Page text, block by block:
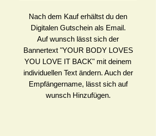
Nach dem Kauf erhältst du den
Digitalen Gutschein als Email.
Auf wunsch lässt sich der
Bannertext "YOUR BODY LOVES
YOU LOVE IT BACK" mit deinem
individuellen Text ändern. Auch der
Empfängername, lässt sich auf
wunsch Hinzufügen.